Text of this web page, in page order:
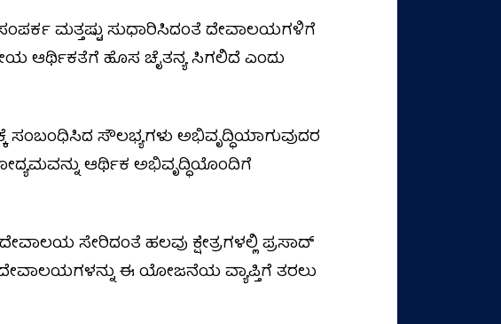
ಸಂಪರ್ಕ ಮತ್ತಷ್ಟು ಸುಧಾರಿಸಿದಂತೆ ದೇವಾಲಯಗಳಿಗೆ
ಆರ್ಥಿಕತೆಗೆ ಹೊಸ ಚೈತನ್ಯ ಸಿಗಲಿದೆ ಎಂದು
ಸೌಲಭ್ಯಗಳು ಅಭಿವೃದ್ಧಿಯಾಗುವುದರ
ಆರ್ಥಿಕ ಅಭಿವೃದ್ಧಿಯೊಂದಿಗೆ
ಸೇರಿದಂತೆ ಹಲವು ಕ್ಷೇತ್ರಗಳಲ್ಲಿ ಪ್ರಸಾದ್
ಈ ಯೋಜನೆಯ ವ್ಯಾಪ್ತಿಗೆ ತರಲು